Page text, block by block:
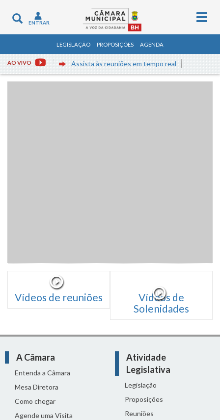
Toggle
navigation
ENTRAR
LEGISLAÇÃO PROPOSIÇÕES AGENDA
AO VIVO Assista às reuniões em tempo real
Vídeos de reuniões
Vídeos de
Solenidades
A Câmara
Entenda a Câmara
Mesa Diretora
Como chegar
Agende uma Visita
Atividade
Legislativa
Legislação
Proposições
Reuniões